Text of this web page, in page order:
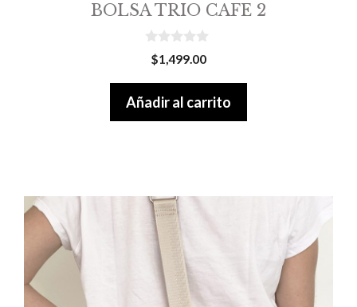
BOLSA TRIO CAFE 2
o
o
5
$1,499.00
Añadir al carrito